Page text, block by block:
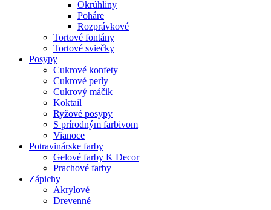
Okrúhliny
Poháre
Rozprávkové
Tortové fontány
Tortové sviečky
Posypy
Cukrové konfety
Cukrové perly
Cukrový máčik
Koktail
Ryžové posypy
S prírodným farbivom
Vianoce
Potravinárske farby
Gelové farby K Decor
Prachové farby
Zápichy
Akrylové
Drevenné